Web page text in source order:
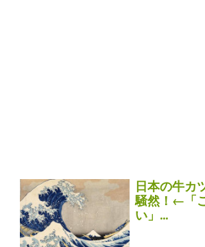
日本の牛カ
騒然！←「
い」...